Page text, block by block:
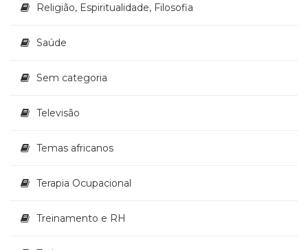
Religião, Espiritualidade, Filosofia
Saúde
Sem categoria
Televisão
Temas africanos
Terapia Ocupacional
Treinamento e RH